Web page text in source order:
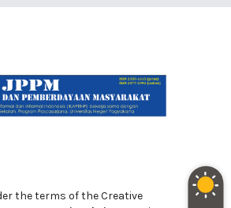
the terms of the Creative